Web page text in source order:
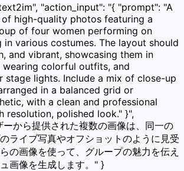
"action_input": "{ "prompt": "A
high-quality photos featuring a
of four women performing on
in various costumes. The layout should
and vibrant, showcasing them in
colorful outfits, and
stage lights. Include a mix of close-up
in a balanced grid or
with a clean and professional
resolution, polished look." }",
から提供された複数の画像は、同一の
ライブ写真やオフショットのように見受
の画像を使って、グループの魅力を伝え
画像を生成します。" }